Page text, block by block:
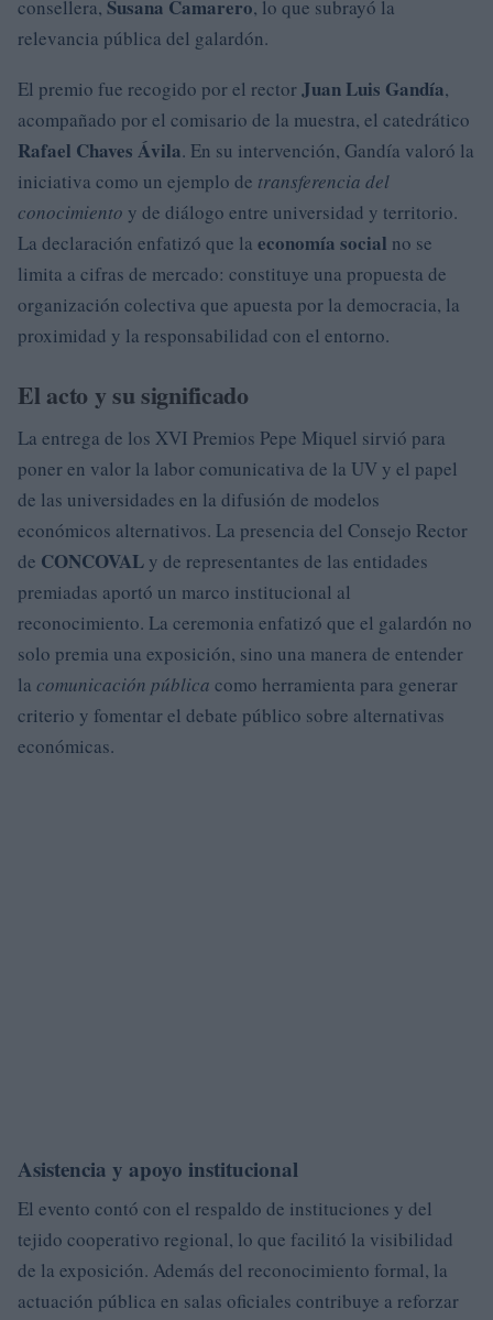
consellera, Susana Camarero, lo que subrayó la
relevancia pública del galardón.
El premio fue recogido por el rectorJuan Luis Gandía,
acompañado por el comisario de la muestra, el catedrático
Rafael Chaves Ávila. En su intervención, Gandía valoró la
iniciativa como un ejemplo de transferencia del
conocimiento y de diálogo entre universidad y territorio.
La declaración enfatizó que la economía social no se
limita a cifras de mercado: constituye una propuesta de
organización colectiva que apuesta por la democracia, la
proximidad y la responsabilidad con el entorno.
El acto y su significado
La entrega de los XVI Premios Pepe Miquel sirvió para
poner en valor la labor comunicativa de la UV y el papel
de las universidades en la difusión de modelos
económicos alternativos. La presencia del Consejo Rector
de CONCOVAL y de representantes de las entidades
premiadas aportó un marco institucional al
reconocimiento. La ceremonia enfatizó que el galardón no
solo premia una exposición, sino una manera de entender
la comunicación pública como herramienta para generar
criterio y fomentar el debate público sobre alternativas
económicas.
Asistencia y apoyo institucional
El evento contó con el respaldo de instituciones y del
tejido cooperativo regional, lo que facilitó la visibilidad
de la exposición. Además del reconocimiento formal, la
actuación pública en salas oficiales contribuye a reforzar